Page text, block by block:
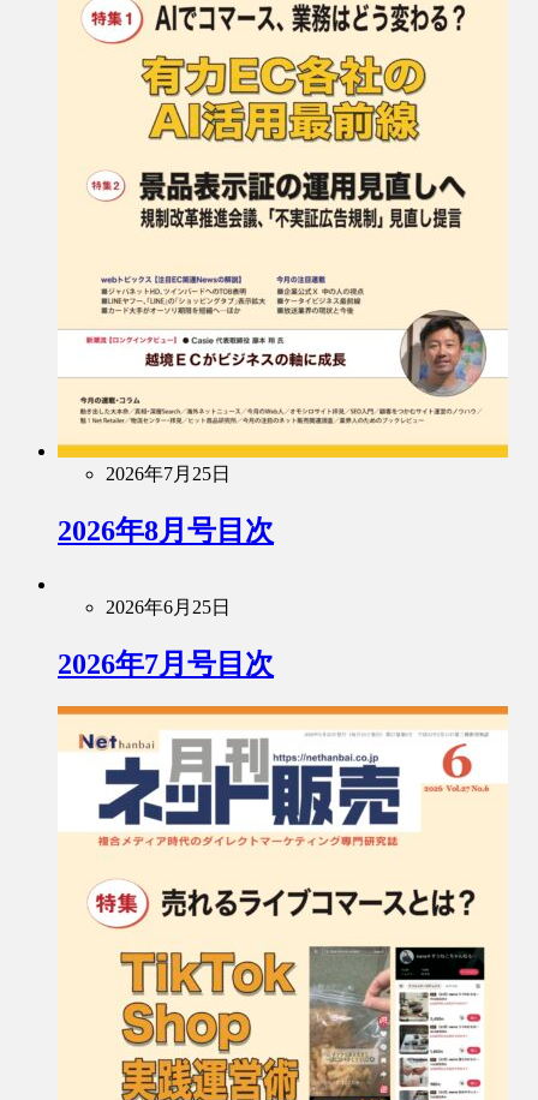
2026年7月25日
2026年8月号目次
2026年6月25日
2026年7月号目次